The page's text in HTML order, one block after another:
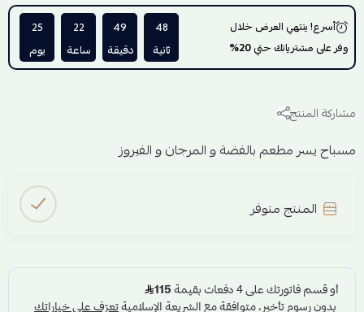
أسرع! ينتهي العرض خلال
وفر على مشترياتك حتي20%
48
ثانية
49
دقيقة
22
ساعة
25
يوم
مشاركة المنتج
مسباح يسر مطعم بالفضة و المرجان و الفيروز
المنتج متوفر